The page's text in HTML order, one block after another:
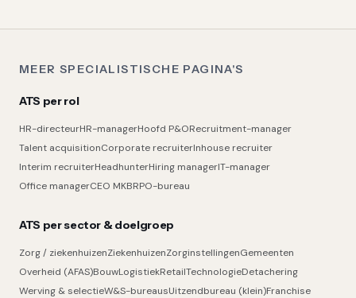
MEER SPECIALISTISCHE PAGINA'S
ATS per rol
HR-directeurHR-managerHoofd P&ORecruitment-manager
Talent acquisitionCorporate recruiterInhouse recruiter
Interim recruiterHeadhunterHiring managerIT-manager
Office managerCEO MKBRPO-bureau
ATS per sector & doelgroep
Zorg / ziekenhuizenZiekenhuizenZorginstellingenGemeenten
Overheid (AFAS)BouwLogistiekRetailTechnologieDetachering
Werving & selectieW&S-bureausUitzendbureau (klein)Franchise